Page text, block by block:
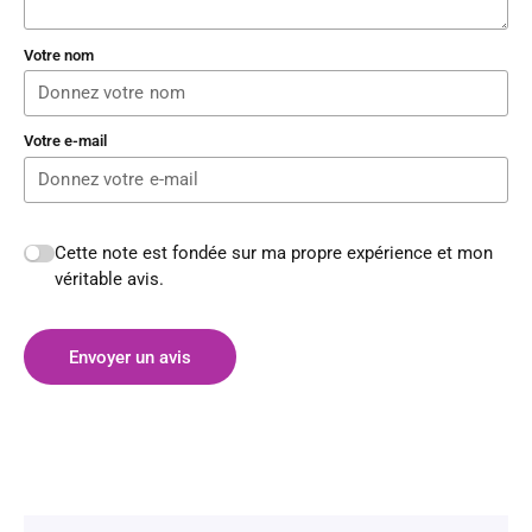
Votre nom
Votre e-mail
Cette note est fondée sur ma propre expérience et mon
véritable avis.
Envoyer un avis